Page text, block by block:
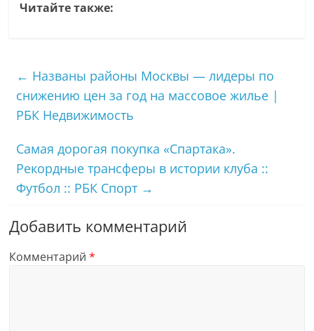
Читайте также:
← Названы районы Москвы — лидеры по
снижению цен за год на массовое жилье |
РБК Недвижимость
Самая дорогая покупка «Спартака».
Рекордные трансферы в истории клуба ::
Футбол :: РБК Спорт →
Добавить комментарий
Комментарий*